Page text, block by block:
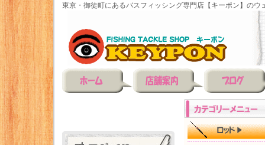
東京・御徒町にあるバスフィッシング専門店【キーポン】のウ